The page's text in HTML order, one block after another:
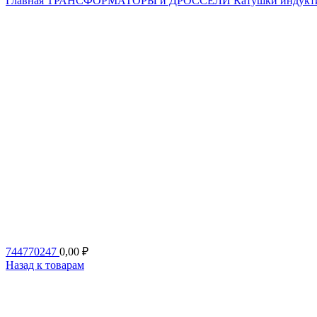
744770247 0,00 ₽
Назад к товарам